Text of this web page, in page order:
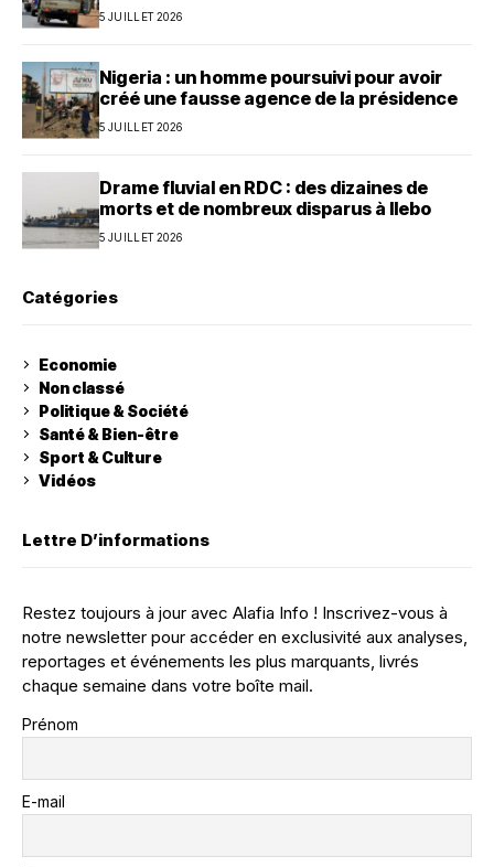
5 JUILLET 2026
Nigeria : un homme poursuivi pour avoir
créé une fausse agence de la présidence
5 JUILLET 2026
Drame fluvial en RDC : des dizaines de
morts et de nombreux disparus à Ilebo
5 JUILLET 2026
Catégories
Economie
Non classé
Politique & Société
Santé & Bien-être
Sport & Culture
Vidéos
Lettre D’informations
Restez toujours à jour avec Alafia Info ! Inscrivez-vous à
notre newsletter pour accéder en exclusivité aux analyses,
reportages et événements les plus marquants, livrés
chaque semaine dans votre boîte mail.
Prénom
E-mail